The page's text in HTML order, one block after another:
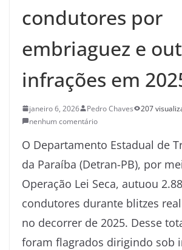
condutores por
embriaguez e
infrações em
janeiro 6, 2026 Pedro Chaves
207
nenhum comentário
O Departamento Estadual de
da Paraíba (Detran-PB), por
Operação Lei Seca, autuou
condutores durante blitzes
no decorrer de 2025. Desse
foram flagrados dirigindo sob